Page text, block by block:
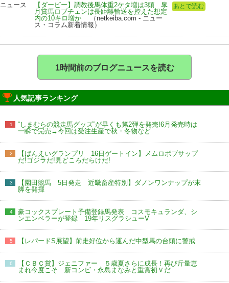
ニュース
【ダービー】調教後馬体重2ケタ増は3頭 皐
月賞馬ロブチェンは長距離輸送を控えた想定
内の10キロ増か
（netkeiba.com - ニュー
ス・コラム新着情報）
あとで読む
1時間前のブログニュースを読む
人気記事ランキング
1
“しまむらの競走馬グッズ”が早くも第2弾を発売!6月発売時は
一瞬で完売→今回は受注生産で秋・冬物など
2
【ばんえいグランプリ 16日ゲートイン】メムロボブサップ
だ!ゴジラだ!見どころだらけだ!
3
【園田競馬 5日発走 近畿畜産特別】ダノンワンナップが末
脚を発揮
4
豪コックスプレート予備登録馬発表 コスモキュランダ、シ
ンエンペラーが登録 19年リスグラシューV
5 【レパードS展望】前走好位から運んだ中型馬の台頭に警戒
6
【ＣＢＣ賞】ジェニファー ５歳夏さらに成長！再び斤量恵
まれ今度こそ 新コンビ・永島まなみと重賞初Ｖだ